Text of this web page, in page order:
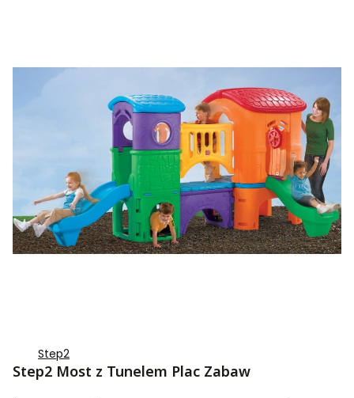
Step2
Step2 Most z Tunelem Plac Zabaw